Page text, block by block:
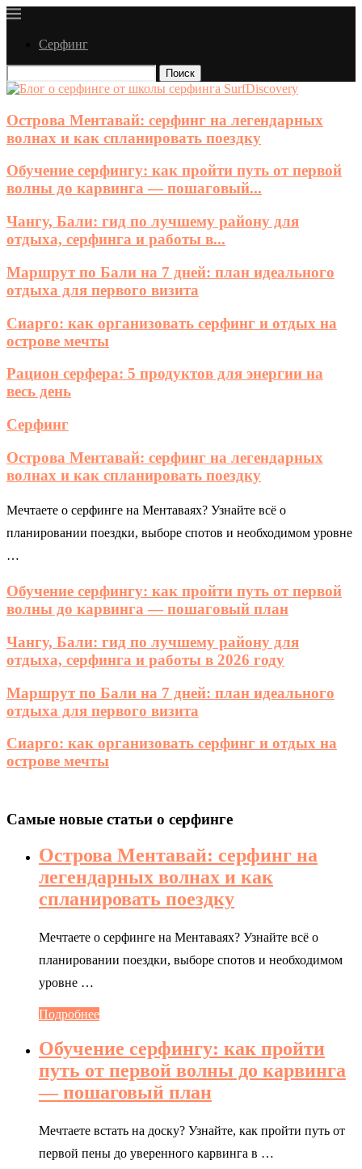
Серфинг
Поиск
Острова Ментавай: серфинг на легендарных
волнах и как спланировать поездку
Обучение серфингу: как пройти путь от первой
волны до карвинга — пошаговый...
Чангу, Бали: гид по лучшему району для
отдыха, серфинга и работы в...
Маршрут по Бали на 7 дней: план идеального
отдыха для первого визита
Сиарго: как организовать серфинг и отдых на
острове мечты
Рацион серфера: 5 продуктов для энергии на
весь день
Серфинг
Острова Ментавай: серфинг на легендарных
волнах и как спланировать поездку
Мечтаете о серфинге на Ментаваях? Узнайте всё о
планировании поездки, выборе спотов и необходимом уровне
…
Обучение серфингу: как пройти путь от первой
волны до карвинга — пошаговый план
Чангу, Бали: гид по лучшему району для
отдыха, серфинга и работы в 2026 году
Маршрут по Бали на 7 дней: план идеального
отдыха для первого визита
Сиарго: как организовать серфинг и отдых на
острове мечты
Самые новые статьи о серфинге
Острова Ментавай: серфинг на
легендарных волнах и как
спланировать поездку
Мечтаете о серфинге на Ментаваях? Узнайте всё о
планировании поездки, выборе спотов и необходимом
уровне …
Подробнее
Обучение серфингу: как пройти
путь от первой волны до карвинга
— пошаговый план
Мечтаете встать на доску? Узнайте, как пройти путь от
первой пены до уверенного карвинга в …